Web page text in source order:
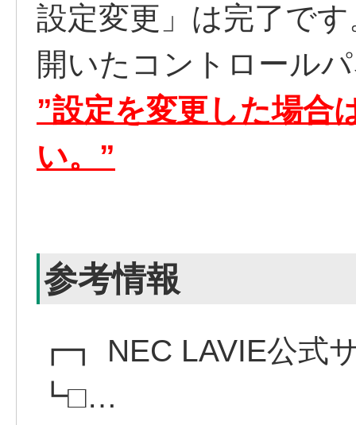
設定変更」は完了です
開いたコントロール
”設定を変更した場合
い。”
参考情報
┏┓ NEC LAVIE公式
┗□…